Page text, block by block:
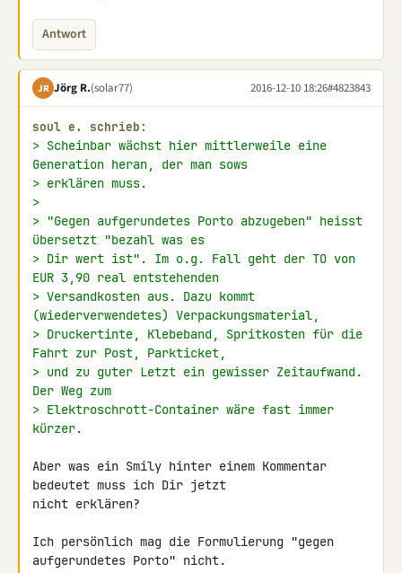
Antwort
JR Jörg R.(solar77) 2016-12-10 18:26#4823843
soul e. schrieb:
> Scheinbar wächst hier mittlerweile eine
Generation heran, der man sows
> erklären muss.
>
> "Gegen aufgerundetes Porto abzugeben" heisst
übersetzt "bezahl was es
> Dir wert ist". Im o.g. Fall geht der TO von
EUR 3,90 real entstehenden
> Versandkosten aus. Dazu kommt
(wiederverwendetes) Verpackungsmaterial,
> Druckertinte, Klebeband, Spritkosten für die
Fahrt zur Post, Parkticket,
> und zu guter Letzt ein gewisser Zeitaufwand.
Der Weg zum
> Elektroschrott-Container wäre fast immer
kürzer.
Aber was ein Smily hinter einem Kommentar
bedeutet muss ich Dir jetzt
nicht erklären?
Ich persönlich mag die Formulierung "gegen
aufgerundetes Porto" nicht.